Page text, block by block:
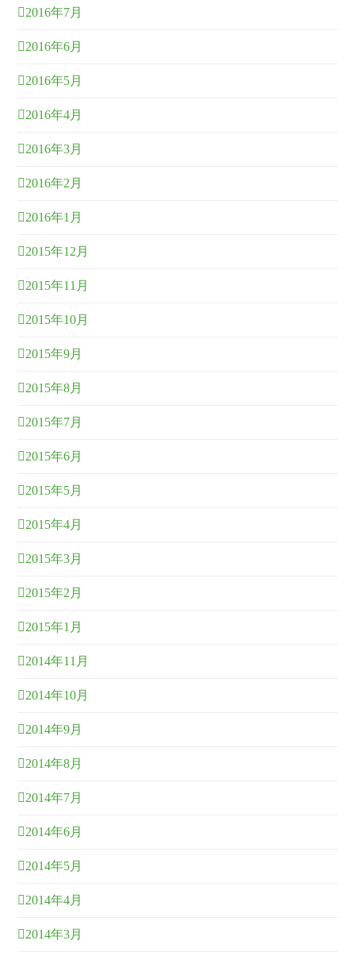
2016年7月
2016年6月
2016年5月
2016年4月
2016年3月
2016年2月
2016年1月
2015年12月
2015年11月
2015年10月
2015年9月
2015年8月
2015年7月
2015年6月
2015年5月
2015年4月
2015年3月
2015年2月
2015年1月
2014年11月
2014年10月
2014年9月
2014年8月
2014年7月
2014年6月
2014年5月
2014年4月
2014年3月